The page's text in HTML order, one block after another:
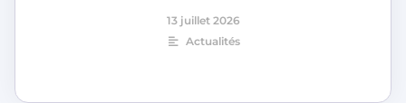
13 juillet 2026
Actualités